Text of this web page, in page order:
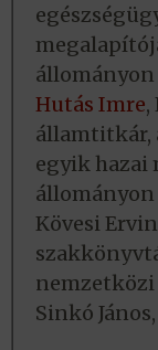
Hutás Imre,
államtitkár,
egyik hazai
Kövesi
nemzetközi
Sinkó